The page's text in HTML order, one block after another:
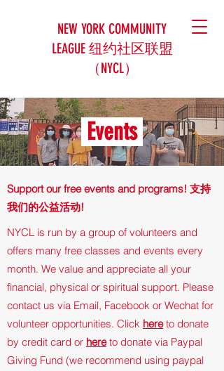
NEW YORK COMMUNITY
LEAGUE 纽约社区联盟
（NYCL）
Events
Support our free events and programs! 支持
我们的公益活动!
NYCL is run by a group of volunteers and
offers many free classes and events every
month. We value and appreciate all your
financial, physical or spiritual support. Please
contact us via Email, Facebook or Wechat for
volunteer opportunities. Click hereto donate
by credit card or hereto donate via Paypal
Giving Fund (we recommend using paypal